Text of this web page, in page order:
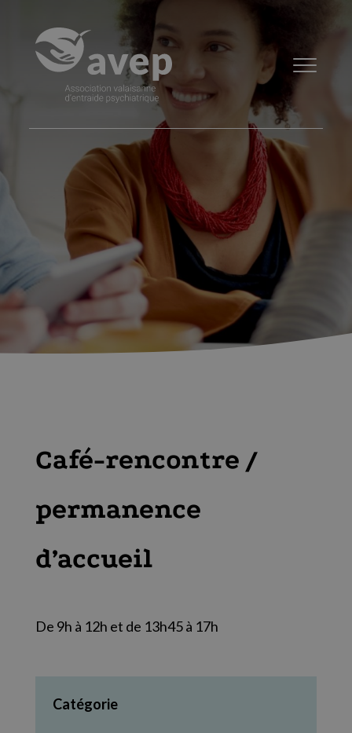
Café-rencontre /
permanence
d’accueil
De 9h à 12h et de 13h45 à 17h
Catégorie